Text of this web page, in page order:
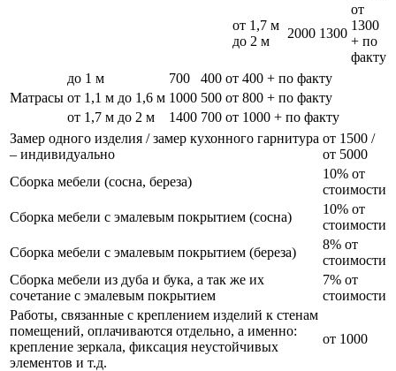
от 1,7 м
до 2 м
2000 1300
от
1300
+ по
факту
Матрасы
до 1 м 700 400 от 400 + по факту
от 1,1 м до 1,6 м 1000 500 от 800 + по факту
от 1,7 м до 2 м
1400 700 от 1000 + по факту
Замер одного изделия / замер кухонного гарнитура
– индивидуально
от 1500 /
от 5000
Сборка мебели (сосна, береза)
10% от
стоимости
Сборка мебели с эмалевым покрытием (сосна)
10% от
стоимости
Сборка мебели с эмалевым покрытием (береза)
8% от
стоимости
Сборка мебели из дуба и бука, а так же их
сочетание с эмалевым покрытием
7% от
стоимости
Работы, связанные с креплением изделий к стенам
помещений, оплачиваются отдельно, а именно:
крепление зеркала, фиксация неустойчивых
элементов и т.д.
от 1000